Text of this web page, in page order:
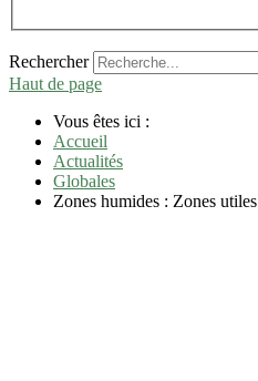
Rechercher
Haut de page
Vous êtes ici :
Accueil
Actualités
Globales
Zones humides : Zones utiles